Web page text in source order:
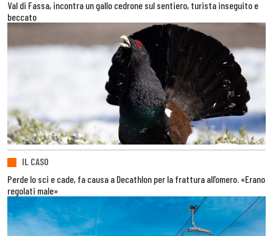
Val di Fassa, incontra un gallo cedrone sul sentiero, turista inseguito e
beccato
IL CASO
Perde lo sci e cade, fa causa a Decathlon per la frattura all’omero. «Erano
regolati male»